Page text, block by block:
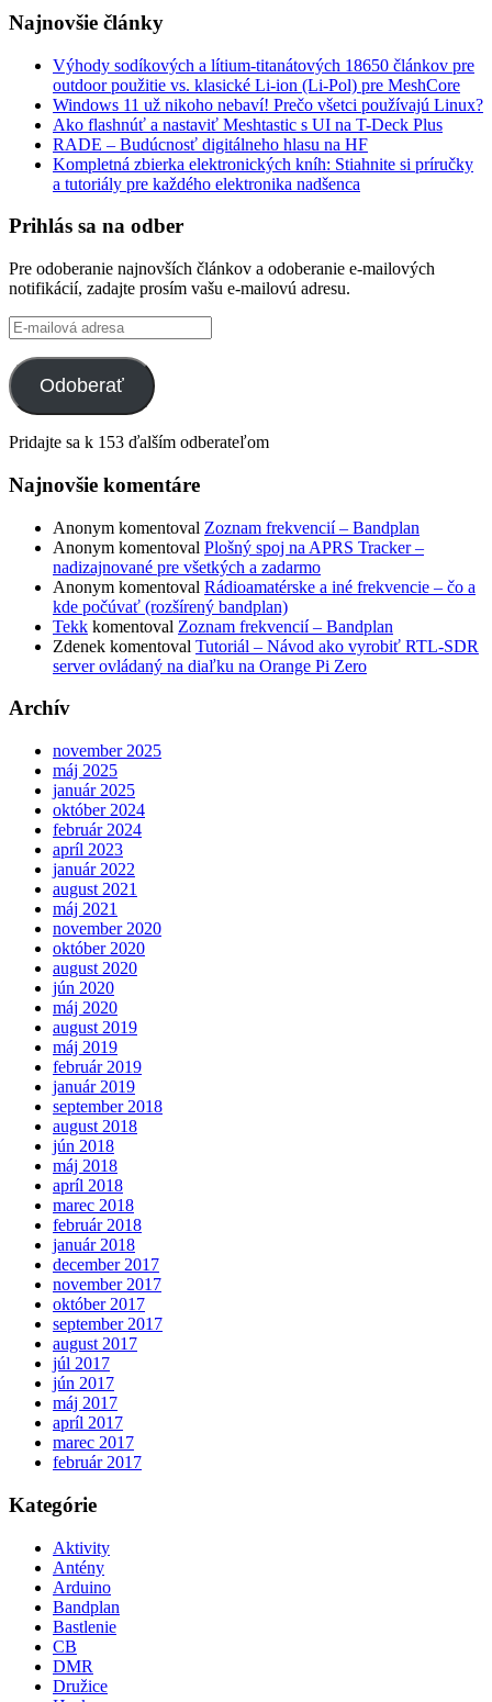
Najnovšie články
Výhody sodíkových a lítium-titanátových 18650 článkov pre
outdoor použitie vs. klasické Li-ion (Li-Pol) pre MeshCore
Windows 11 už nikoho nebaví! Prečo všetci používajú Linux?
Ako flashnúť a nastaviť Meshtastic s UI na T-Deck Plus
RADE – Budúcnosť digitálneho hlasu na HF
Kompletná zbierka elektronických kníh: Stiahnite si príručky
a tutoriály pre každého elektronika nadšenca
Prihlás sa na odber
Pre odoberanie najnovších článkov a odoberanie e-mailových
notifikácií, zadajte prosím vašu e-mailovú adresu.
E-
mailová
adresa
Odoberať
Pridajte sa k 153 ďalším odberateľom
Najnovšie komentáre
Anonym komentoval Zoznam frekvencií – Bandplan
Anonym komentoval Plošný spoj na APRS Tracker –
nadizajnované pre všetkých a zadarmo
Anonym komentoval Rádioamatérske a iné frekvencie – čo a
kde počúvať (rozšírený bandplan)
Tekk komentoval Zoznam frekvencií – Bandplan
Zdenek komentoval Tutoriál – Návod ako vyrobiť RTL-SDR
server ovládaný na diaľku na Orange Pi Zero
Archív
november 2025
máj 2025
január 2025
október 2024
február 2024
apríl 2023
január 2022
august 2021
máj 2021
november 2020
október 2020
august 2020
jún 2020
máj 2020
august 2019
máj 2019
február 2019
január 2019
september 2018
august 2018
jún 2018
máj 2018
apríl 2018
marec 2018
február 2018
január 2018
december 2017
november 2017
október 2017
september 2017
august 2017
júl 2017
jún 2017
máj 2017
apríl 2017
marec 2017
február 2017
Kategórie
Aktivity
Antény
Arduino
Bandplan
Bastlenie
CB
DMR
Družice